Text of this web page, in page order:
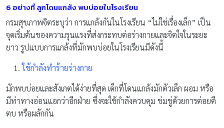
6 อย่างที่ ลูกโดนแกล้ง พบบ่อยในโรงเรียน
กรมสุขภาพจิตระบุว่า การแกล้งกันในโรงเรียน “ไม่ใช่เรื่องเล็ก” เป็น
จุดเริ่มต้นของความรุนแรงที่ส่งกระทบต่อร่างกายและจิตใจในระยะ
ยาว รูปแบบการแกล้งที่มักพบบ่อยในโรงเรียนมีดังนี้
ใช้กำลังทำร้ายร่างกาย
มักพบบ่อยและสังเกตได้ง่ายที่สุด เด็กที่โดนแกล้งมักตัวเล็ก ผอม หรือ
มีท่าทางอ่อนแอกว่าอีกฝ่าย ซึ่งจะใช้กำลังควบคุม ข่มขู่ด้วยการต่อยตี
ตบ หรือผลักกัน